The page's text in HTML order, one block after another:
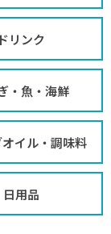
ドリンク
・魚・海鮮
イル・調味料
日用品